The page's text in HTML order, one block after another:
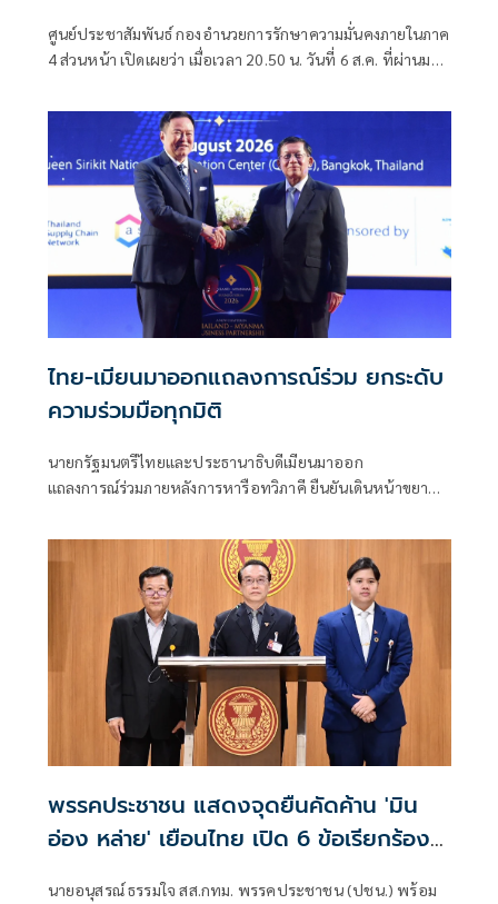
ศูนย์ประชาสัมพันธ์ กองอำนวยการรักษาความมั่นคงภายในภาค
4 ส่วนหน้า เปิดเผยว่า เมื่อเวลา 20.50 น. วันที่ 6 ส.ค. ที่ผ่านมา
อาแว อดีตผู้ช่วยผู้ใหญ่บ้านหมู่ที่ 5
ไทย-เมียนมาออกแถลงการณ์ร่วม ยกระดับ
ความร่วมมือทุกมิติ
นายกรัฐมนตรีไทยและประธานาธิบดีเมียนมาออก
แถลงการณ์ร่วมภายหลังการหารือทวิภาคี ยืนยันเดินหน้าขยาย
ปราบปรามอาชญากรรมข้ามชา
พรรคประชาชน แสดงจุดยืนคัดค้าน 'มิน
อ่อง หล่าย' เยือนไทย เปิด 6 ข้อเรียกร้อง
นายอนุสรณ์ ธรรมใจ สส.กทม. พรรคประชาชน (ปชน.) พร้อม